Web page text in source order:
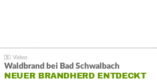
Waldbrand bei Bad Schwalbach
NEUER BRANDHERD ENTDECKT